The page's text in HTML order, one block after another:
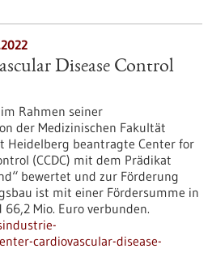
Disease Control
Rahmen seiner
der Medizinischen Fakultät
Heidelberg beantragte Center for
(CCDC) mit dem Prädikat
bewertet und zur Förderung
ist mit einer Fördersumme in
Mio. Euro verbunden.
cardiovascular-disease-